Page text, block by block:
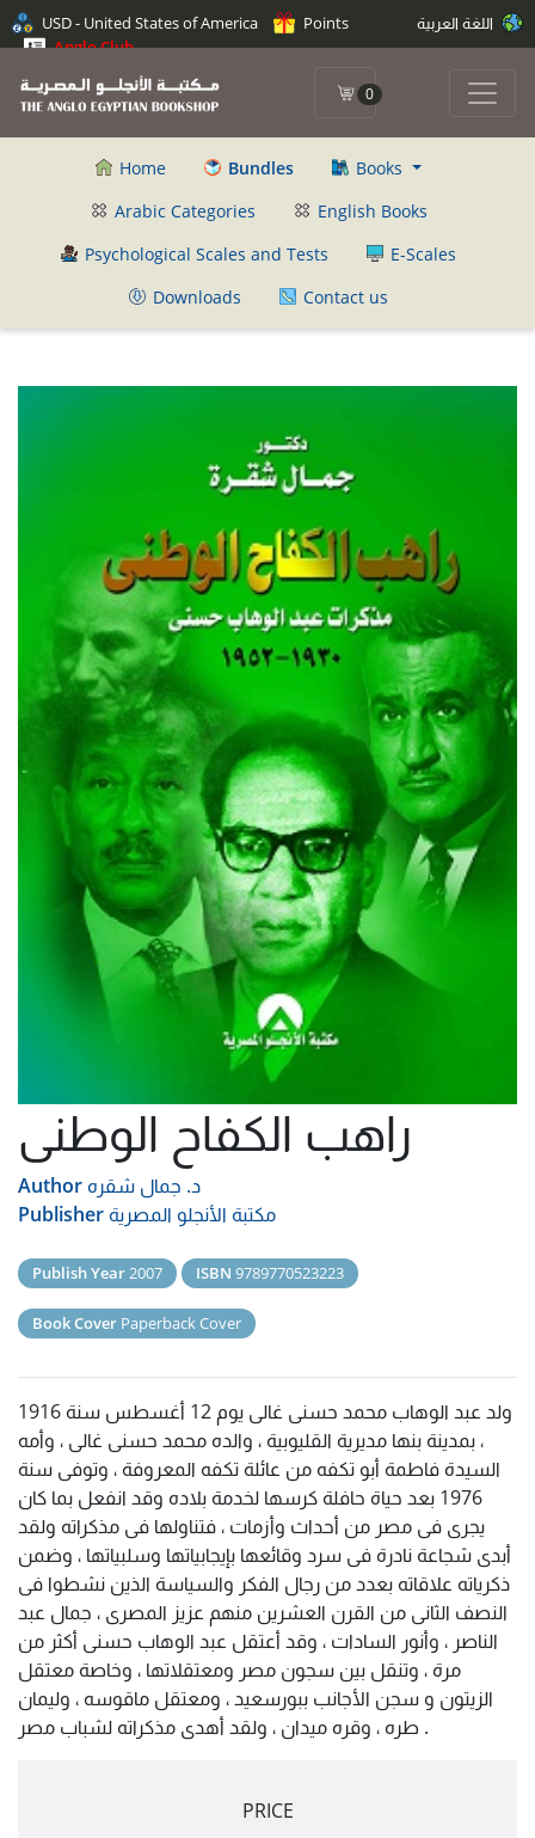
USD - United States of America
Points
Anglo Club
0
Home Bundles
Books
Arabic Categories
English Books
Psychological Scales and Tests
E-Scales
Downloads
Contact us
راهب الكفاح الوطنى
Authorد. جمال شقره
Publisher مكتبة الأنجلو المصرية
Publish Year2007 ISBN 9789770523223
Book Cover Paperback Cover
ولد عبد الوهاب محمد حسنى غالى يوم 12 أغسطس سنة 1916
، بمدينة بنها مديرية القليوبية ، والده محمد حسنى غالى ، وأمه
السيدة فاطمة أبو تكفه من عائلة تكفه المعروفة ، وتوفى سنة
1976 بعد حياة حافلة كرسها لخدمة بلاده وقد انفعل بما كان
يجرى فى مصر من أحداث وأزمات ، فتناولها فى مذكراته ولقد
أبدى شجاعة نادرة فى سرد وقائعها بإيجابياتها وسلبياتها ، وضمن
ذكرياته علاقاته بعدد من رجال الفكر والسياسة الذين نشطوا فى
النصف الثانى من القرن العشرين منهم عزيز المصرى ، جمال عبد
الناصر ، وأنور السادات ، وقد أعتقل عبد الوهاب حسنى أكثر من
مرة ، وتنقل بين سجون مصر ومعتقلاتها ، وخاصة معتقل
الزيتون و سجن الأجانب ببورسعيد ، ومعتقل ماقوسه ، وليمان
طره ، وقره ميدان ، ولقد أهدى مذكراته لشباب مصر .
PRICE